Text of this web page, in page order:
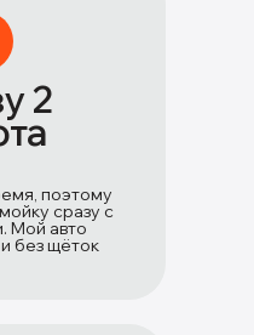
поэтому
сразу с
Мой авто
без щёток
2